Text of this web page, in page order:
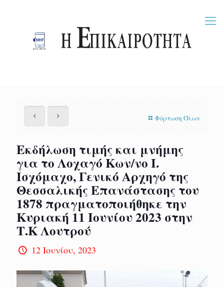
Φόρτωση Όλων
Εκδήλωση τιμής και μνήμης
για το Λοχαγό Κων/νο Ι.
Ισχόμαχο, Γενικό Αρχηγό της
Θεσσαλικής Επανάστασης του
1878 πραγματοποιήθηκε την
Κυριακή 11 Ιουνίου 2023 στην
Τ.Κ Λουτρού
12 Ιουνίου, 2023